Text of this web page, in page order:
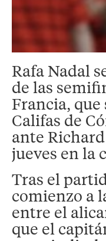
Rafa Nadal
de las
Francia, que
Califas de
ante
jueves en la
Tras el
comienzo a
entre el
que el